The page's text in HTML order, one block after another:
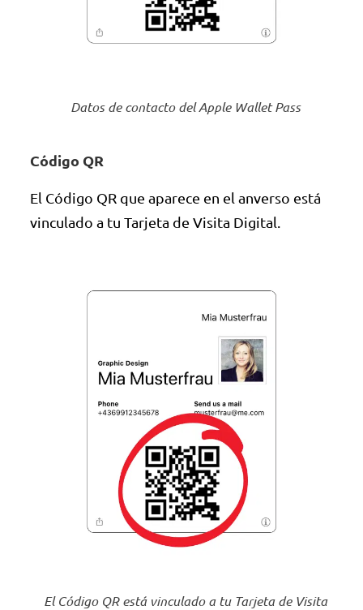
Datos de contacto del Apple Wallet Pass
Código QR
El Código QR que aparece en el anverso está
vinculado a tu Tarjeta de Visita Digital.
El Código QR está vinculado a tu Tarjeta de Visita